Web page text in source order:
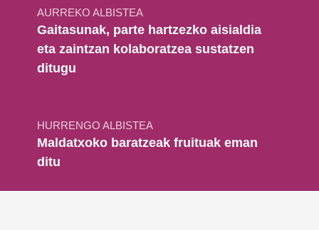
AURREKO ALBISTEA
Gaitasunak, parte hartzezko aisialdia
eta zaintzan kolaboratzea sustatzen
ditugu
HURRENGO ALBISTEA
Maldatxoko baratzeak fruituak eman
ditu